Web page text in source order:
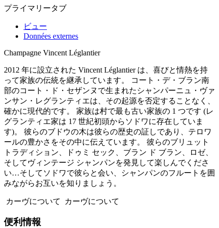
プライマリータブ
ビュー
Données externes
Champagne Vincent Léglantier
2012 年に設立された Vincent Léglantier は、喜びと情熱を持
って家族の伝統を継承しています。 コート・デ・ブラン南
部のコート・ド・セザンヌで生まれたシャンパーニュ・ヴァ
ンサン・レグランティエは、その起源を否定することなく、
確かに現代的です。 家族は村で最も古い家族の 1 つです (レ
グランティエ家は 17 世紀初頭からソドワに存在していま
す)。 彼らのブドウの木は彼らの歴史の証しであり、テロワ
ールの豊かさをその中に伝えています。 彼らのブリュット
トラディション、ドゥミ セック、ブラン ド ブラン、ロゼ、
そしてヴィンテージ シャンパンを発見して楽しんでくださ
い…そしてソドワで彼らと会い、シャンパンのフルートを囲
みながらお互いを知りましょう。
カーヴについて カーヴについて
便利情報